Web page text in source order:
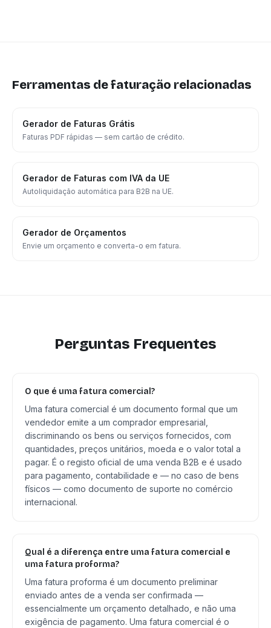
Ferramentas de faturação relacionadas
Gerador de Faturas Grátis
Faturas PDF rápidas — sem cartão de crédito.
Gerador de Faturas com IVA da UE
Autoliquidação automática para B2B na UE.
Gerador de Orçamentos
Envie um orçamento e converta-o em fatura.
Perguntas Frequentes
O que é uma fatura comercial?
Uma fatura comercial é um documento formal que um
vendedor emite a um comprador empresarial,
discriminando os bens ou serviços fornecidos, com
quantidades, preços unitários, moeda e o valor total a
pagar. É o registo oficial de uma venda B2B e é usado
para pagamento, contabilidade e — no caso de bens
físicos — como documento de suporte no comércio
internacional.
Qual é a diferença entre uma fatura comercial e
uma fatura proforma?
Uma fatura proforma é um documento preliminar
enviado antes de a venda ser confirmada —
essencialmente um orçamento detalhado, e não uma
exigência de pagamento. Uma fatura comercial é o